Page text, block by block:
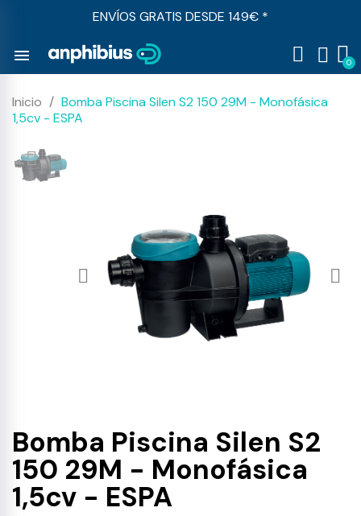
ENVÍOS GRATIS DESDE 149€ *
menu
Inicio
Bomba Piscina Silen S2 150 29M - Monofásica
1,5cv - ESPA
Bomba Piscina Silen S2
150 29M - Monofásica
1,5cv - ESPA